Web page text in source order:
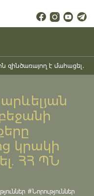
զինծառայող է մահացել․
կրակի
ՀՀ ՊՆ
#Նորություններ